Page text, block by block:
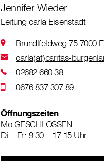
Jennifer Wieder
Leitung carla Eisenstadt
Bründlfeldweg 75 7000
carla(at)caritas-
02682 660 38
0676 837 307 89
Öffnungszeiten
Mo GESCHLOSSEN
Di – Fr: 9.30 – 17.15 Uhr